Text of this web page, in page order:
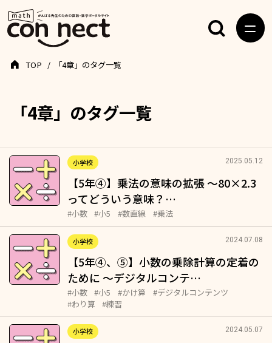
「4章」のタグ一覧
TOP 「4章」のタグ一覧
小学校 2025.05.12
【5年④】乗法の意味の拡張 ～80×2.3
ってどういう意味？…
#小数 #小5 #数直線 #乗法
小学校 2024.07.08
【5年④、⑤】小数の乗除計算の定着の
ために ～デジタルコンテ…
#小数 #小5 #かけ算
#デジタルコンテンツ
#わり算
#練習
小学校 2024.05.07